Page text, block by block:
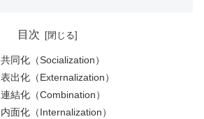
目次
共同化（Socialization）
表出化（Externalization）
連結化（Combination）
内面化（Internalization）